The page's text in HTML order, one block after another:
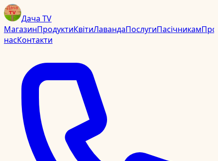
Дача TV
МагазинПродуктиКвітиЛавандаПослугиПасічникамПро
насКонтакти